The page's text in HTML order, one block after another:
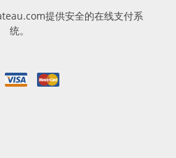
提供安全的在线支付系
统。